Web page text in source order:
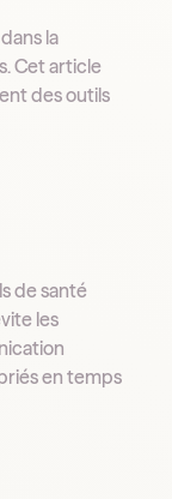
la
Cet article
des outils
de santé
les
en temps